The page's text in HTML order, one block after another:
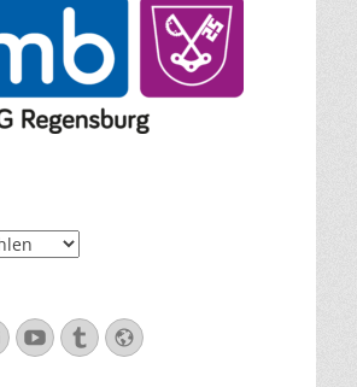
E-
Mail
YouTube
TumblrWebsite